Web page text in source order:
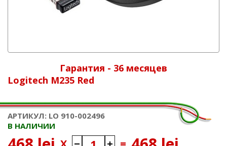
Гарантия - 36 месяцев
Logitech M235 Red
АРТИКУЛ: LO 910-002496
В НАЛИЧИИ